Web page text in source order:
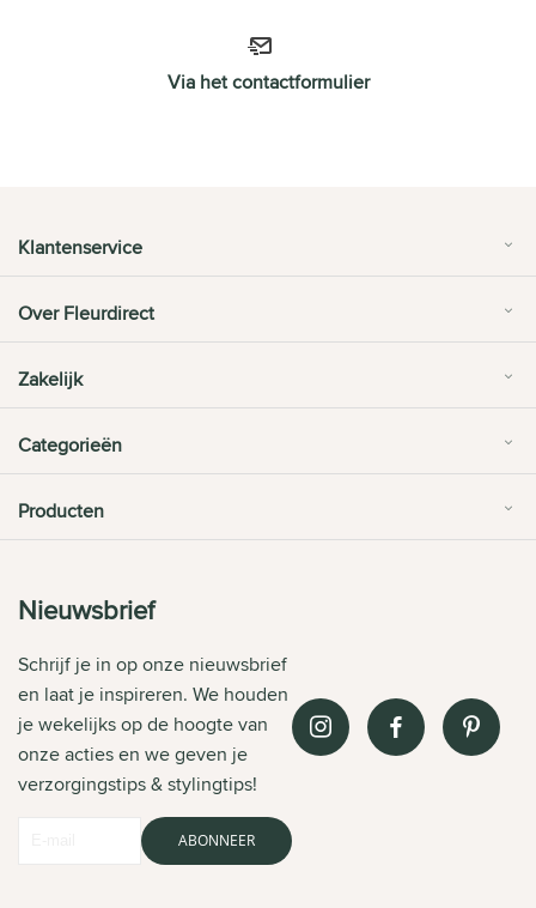
Via het contactformulier
Klantenservice
Over Fleurdirect
Zakelijk
Categorieën
Producten
Nieuwsbrief
Schrijf je in op onze nieuwsbrief
en laat je inspireren. We houden
je wekelijks op de hoogte van
onze acties en we geven je
verzorgingstips & stylingtips!
ABONNEER